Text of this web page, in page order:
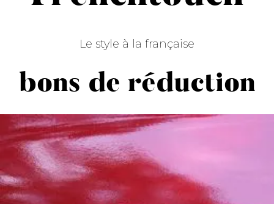
Le style à la française
bons de réduction